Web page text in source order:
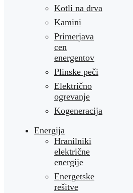
Kotli na drva
Kamini
Primerjava
cen
energentov
Plinske peči
Električno
ogrevanje
Kogeneracija
Energija
Hranilniki
električne
energije
Energetske
rešitve